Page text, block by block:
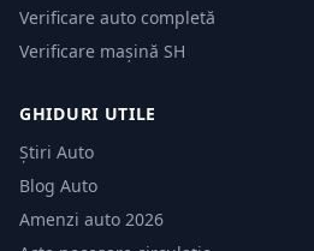
Verificare auto completă
Verificare mașină SH
GHIDURI UTILE
Știri Auto
Blog Auto
Amenzi auto 2026